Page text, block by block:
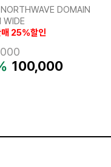
DOMAIN
WIDE
매 25%할인
100,000